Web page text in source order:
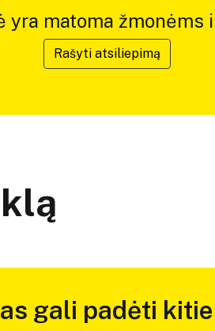
yra matoma žmonėms
Rašyti atsiliepimą
gali padėti